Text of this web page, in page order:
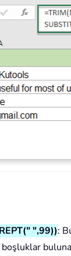
",99)):